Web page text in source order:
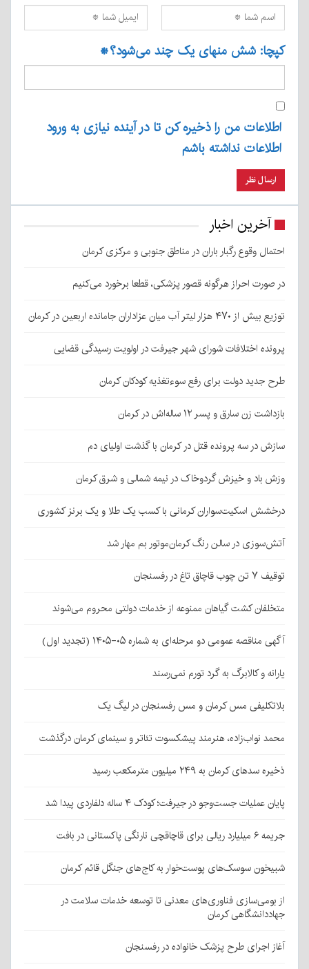
کپچا: شش منهای یک چند می‌شود؟*
اطلاعات من را ذخیره کن تا در آینده نیازی به ورود
اطلاعات نداشته باشم
آخرین اخبار
احتمال وقوع رگبار باران در مناطق جنوبی و مرکزی کرمان
در صورت احراز هرگونه قصور پزشکی، قطعا برخورد می‌کنیم
توزیع بیش از ۴۷۰ هزار لیتر آب میان عزاداران جامانده اربعین در کرمان
پرونده اختلافات شورای شهر جیرفت در اولویت رسیدگی قضایی
طرح جدید دولت برای رفع سوءتغذیه کودکان کرمان
بازداشت زن سارق و پسر ۱۲ ساله‌اش در کرمان
سازش در سه پرونده قتل در کرمان با گذشت اولیای دم
وزش باد و خیزش گردوخاک در نیمه شمالی و شرق کرمان
درخشش اسکیت‌سواران کرمانی با کسب یک طلا و یک برنز کشوری
آتش‌سوزی در سالن رنگ کرمان‌موتور بم مهار شد
توقیف ۷ تن چوب قاچاق تاغ در رفسنجان
متخلفان کشت گیاهان ممنوعه از خدمات دولتی محروم می‌شوند
آگهی مناقصه عمومی دو مرحله‌ای به شماره ۰۵-۱۴۰۵ (تجدید اول)
یارانه و کالابرگ به گرد تورم نمی‌رسند
بلاتکلیفی مس کرمان و مس رفسنجان در لیگ یک
محمد نواب‌زاده، هنرمند پیشکسوت تئاتر و سینمای کرمان درگذشت
ذخیره سدهای کرمان به ۲۴۹ میلیون مترمکعب رسید
پایان عملیات جست‌وجو در جیرفت؛ کودک ۴ ساله دلفاردی پیدا شد
جریمه ۶ میلیارد ریالی برای قاچاقچی نارنگی پاکستانی در بافت
شبیخون سوسک‌های پوست‌خوار به کاج‌های جنگل قائم کرمان
از بومی‌سازی فناوری‌های معدنی تا توسعه خدمات سلامت در
جهاددانشگاهی کرمان
آغاز اجرای طرح پزشک خانواده در رفسنجان